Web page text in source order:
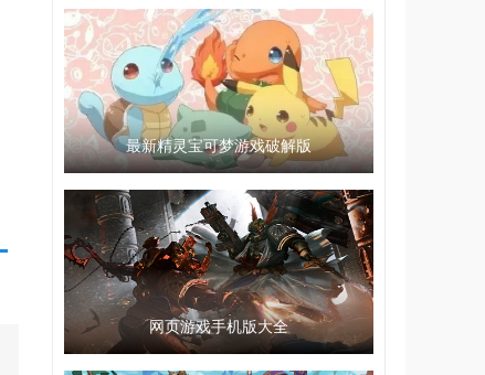
最新精灵宝可梦游戏破解版
网页游戏手机版大全